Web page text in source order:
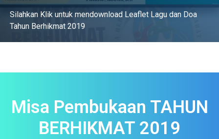
Silahkan Klik untuk mendownload Leaflet Lagu dan Doa
Tahun Berhikmat 2019
Misa Pembukaan TAHUN
BERHIKMAT 2019